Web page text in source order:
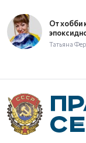
От хобби
Татьяна